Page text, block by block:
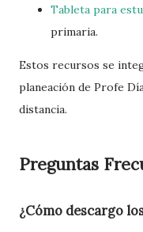
Tableta para
primaria.
Estos recursos se
planeación de Profe
distancia.
Preguntas
¿Cómo descargo